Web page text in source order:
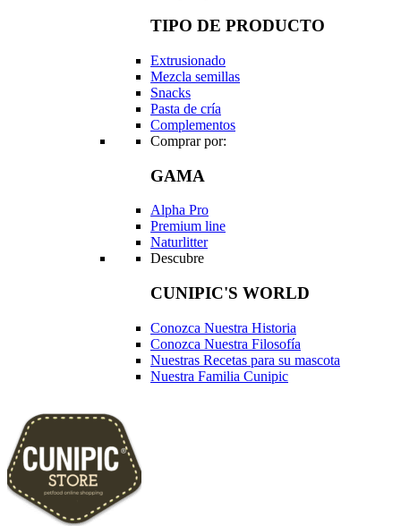
TIPO DE PRODUCTO
Extrusionado
Mezcla semillas
Snacks
Pasta de cría
Complementos
Comprar por:
GAMA
Alpha Pro
Premium line
Naturlitter
Descubre
CUNIPIC'S WORLD
Conozca Nuestra Historia
Conozca Nuestra Filosofía
Nuestras Recetas para su mascota
Nuestra Familia Cunipic